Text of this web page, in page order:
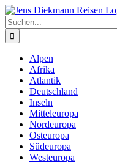
Zum
Inhalt
springen
Suche
nach:
Alpen
Afrika
Atlantik
Deutschland
Inseln
Mitteleuropa
Nordeuropa
Osteuropa
Südeuropa
Westeuropa